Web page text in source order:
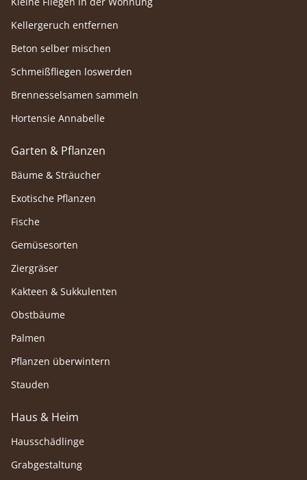
Kellergeruch entfernen
Beton selber mischen
Schmeißfliegen loswerden
Brennesselsamen sammeln
Hortensie Annabelle
Garten & Pflanzen
Bäume & Sträucher
Exotische Pflanzen
Fische
Gemüsesorten
Ziergräser
Kakteen & Sukkulenten
Obstbäume
Palmen
Pflanzen überwintern
Stauden
Haus & Heim
Hausschädlinge
Grabgestaltung